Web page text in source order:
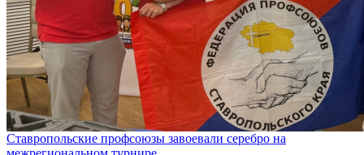
Ставропольские профсоюзы завоевали серебро на